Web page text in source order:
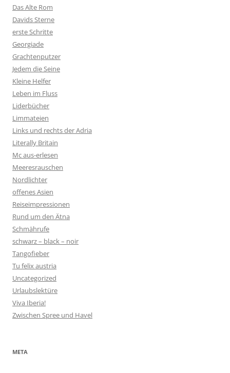
Das Alte Rom
Davids Sterne
erste Schritte
Georgiade
Grachtenputzer
Jedem die Seine
Kleine Helfer
Leben im Fluss
Liderbücher
Limmateien
Links und rechts der Adria
Literally Britain
Mc aus-erlesen
Meeresrauschen
Nordlichter
offenes Asien
Reiseimpressionen
Rund um den Ätna
Schmährufe
schwarz – black – noir
Tangofieber
Tu felix austria
Uncategorized
Urlaubslektüre
Viva Iberia!
Zwischen Spree und Havel
META